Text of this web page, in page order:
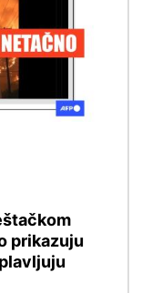
prikazuju